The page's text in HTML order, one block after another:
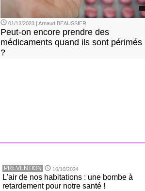
01/12/2023 | Arnaud BEAUSSIER
Peut-on encore prendre des
médicaments quand ils sont périmés
?
PREVENTION 16/10/2024
L'air de nos habitations : une bombe à
retardement pour notre santé !